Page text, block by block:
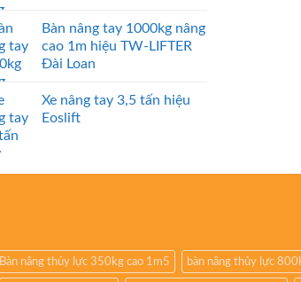
Bàn nâng tay 1000kg nâng
cao 1m hiệu TW-LIFTER
Đài Loan
Xe nâng tay 3,5 tấn hiệu
Eoslift
Bàn nâng thủy lực 350kg cao 1m5 bàn nâng thủy lực